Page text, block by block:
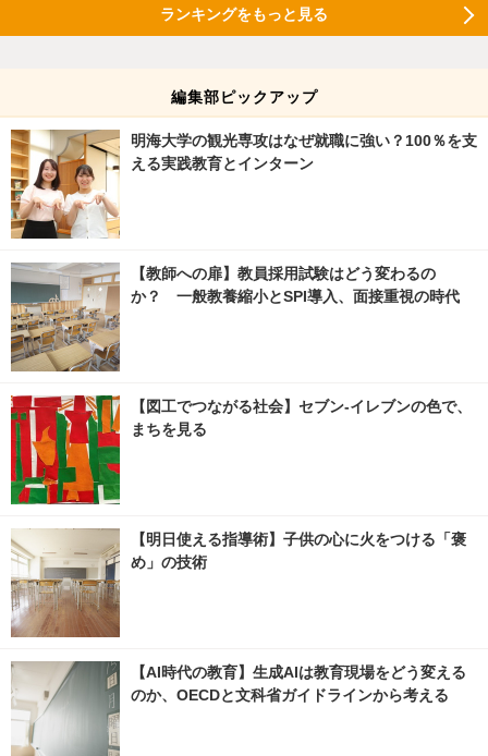
ランキングをもっと見る
編集部ピックアップ
明海大学の観光専攻はなぜ就職に強い？100％を支
える実践教育とインターン
【教師への扉】教員採用試験はどう変わるの
か？ 一般教養縮小とSPI導入、面接重視の時代
【図工でつながる社会】セブン‐イレブンの色で、
まちを見る
【明日使える指導術】子供の心に火をつける「褒
め」の技術
【AI時代の教育】生成AIは教育現場をどう変える
のか、OECDと文科省ガイドラインから考える